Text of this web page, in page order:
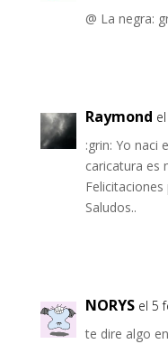
@ La negra:
Raymond
:grin: Yo naci
caricatura es
Saludos..
NORYS el 5
te dire algo